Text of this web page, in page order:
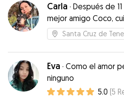
Carla · Después de
mejor amigo Coco,
perritos es mi forma
dando amor perruno.
Santa Cruz de
Eva · Como el amor
ninguno
5.0 (5